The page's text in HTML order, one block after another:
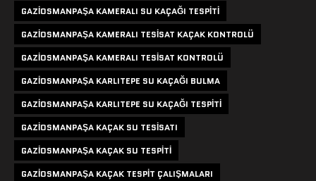
GAZIOSMANPAŞA KAMERALI SU KAÇAĞI TESPITI
GAZIOSMANPAŞA KAMERALI TESISAT KAÇAK KONTROLÜ
GAZIOSMANPAŞA KAMERALI TESISAT KONTROLÜ
GAZIOSMANPAŞA KARLITEPE SU KAÇAĞI BULMA
GAZIOSMANPAŞA KARLITEPE SU KAÇAĞI TESPITI
GAZIOSMANPAŞA KAÇAK SU TESISATI
GAZIOSMANPAŞA KAÇAK SU TESPITI
GAZIOSMANPAŞA KAÇAK TESPIT ÇALIŞMALARI